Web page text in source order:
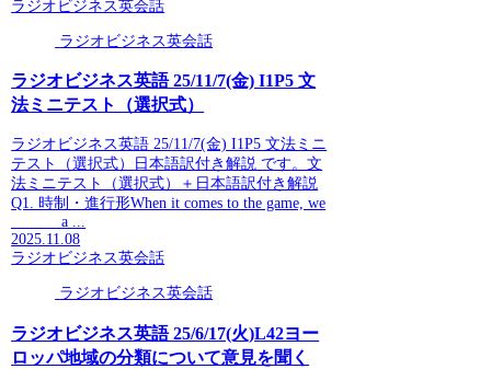
ラジオビジネス英会話
ラジオビジネス英会話
ラジオビジネス英語 25/11/7(金) I1P5 文
法ミニテスト（選択式）
ラジオビジネス英語 25/11/7(金) I1P5 文法ミニ
テスト（選択式）日本語訳付き解説 です。文
法ミニテスト（選択式）＋日本語訳付き解説
Q1. 時制・進行形When it comes to the game, we
______ a ...
2025.11.08
ラジオビジネス英会話
ラジオビジネス英会話
ラジオビジネス英語 25/6/17(火)L42ヨー
ロッパ地域の分類について意見を聞く